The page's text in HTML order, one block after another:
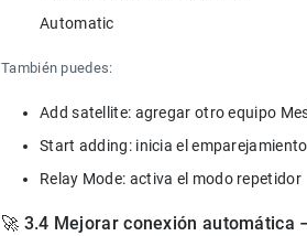
Automatic
También puedes:
Relay Mode: activa el modo repetidor
🚀 3.4 Mejorar conexión automática